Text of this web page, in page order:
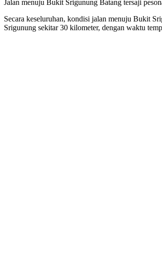
Jalan menuju Bukit Srigunung Batang tersaji
Secara keseluruhan, kondisi jalan menuju Bukit
Srigunung sekitar 30 kilometer, dengan waktu